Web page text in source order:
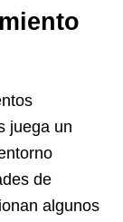
juega un
de
algunos